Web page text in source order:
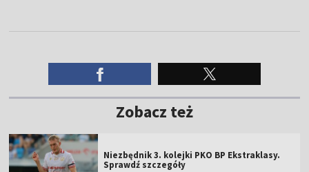
Zobacz też
Niezbędnik 3. kolejki PKO BP Ekstraklasy.
Sprawdź szczegóły